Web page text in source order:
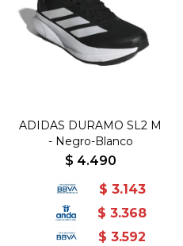
ADIDAS DURAMO SL2 M
- Negro-Blanco
$ 4.490
$ 3.143
$ 3.368
$ 3.592